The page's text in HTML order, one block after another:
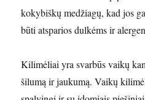
kokybiškų medžiagų, kad jos
būti atsparios dulkėms ir
Kilimėliai yra svarbūs vaikų
šilumą ir jaukumą. Vaikų